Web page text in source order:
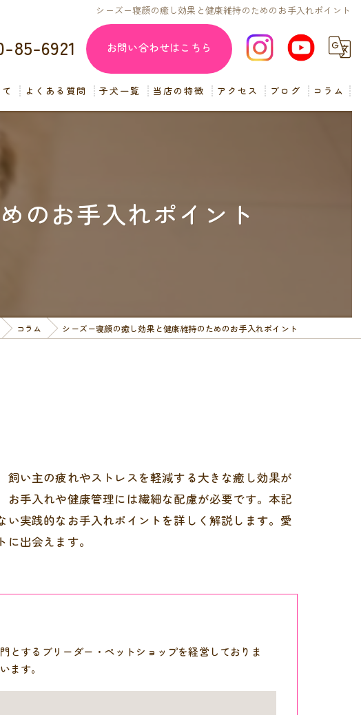
シーズー寝顔の癒し効果と健康維持のためのお手入れポイント
85-6921 お問い合わせはこちら
よくある質問 子犬一覧 当店の特徴 アクセス ブログ コラム
のお手入れポイント
コラム シーズー寝顔の癒し効果と健康維持のためのお手入れポイント
い主の疲れやストレスを軽減する大きな癒し効果が
手入れや健康管理には繊細な配慮が必要です。本記
実践的なお手入れポイントを詳しく解説します。愛
出会えます。
とするブリーダー・ペットショップを経営しておりま
ます。